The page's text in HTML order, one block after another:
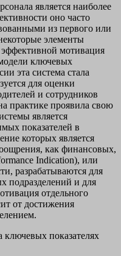
является наиболее
оно часто
из первого или
элементы
мотивация
ключевых
эта система стала
для оценки
и сотрудников
практике проявила свою
является
показателей в
которых является
как финансовых,
Indication), или
разрабатываются для
подразделений и для
отдельного
от достижения
показателях